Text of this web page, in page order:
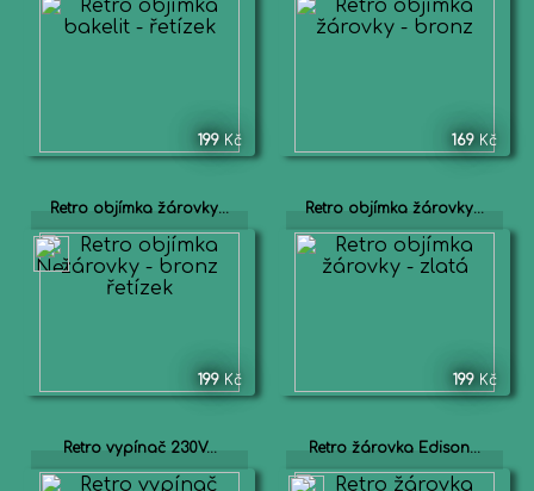
199 Kč 169 Kč
Retro objímka žárovky...
199 Kč
Retro objímka žárovky...
199 Kč
Retro vypínač 230V... Retro žárovka Edison...